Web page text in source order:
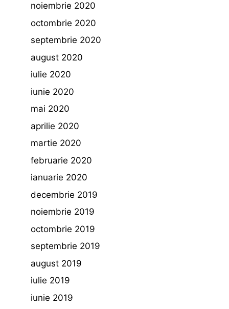
noiembrie 2020
octombrie 2020
septembrie 2020
august 2020
iulie 2020
iunie 2020
mai 2020
aprilie 2020
martie 2020
februarie 2020
ianuarie 2020
decembrie 2019
noiembrie 2019
octombrie 2019
septembrie 2019
august 2019
iulie 2019
iunie 2019